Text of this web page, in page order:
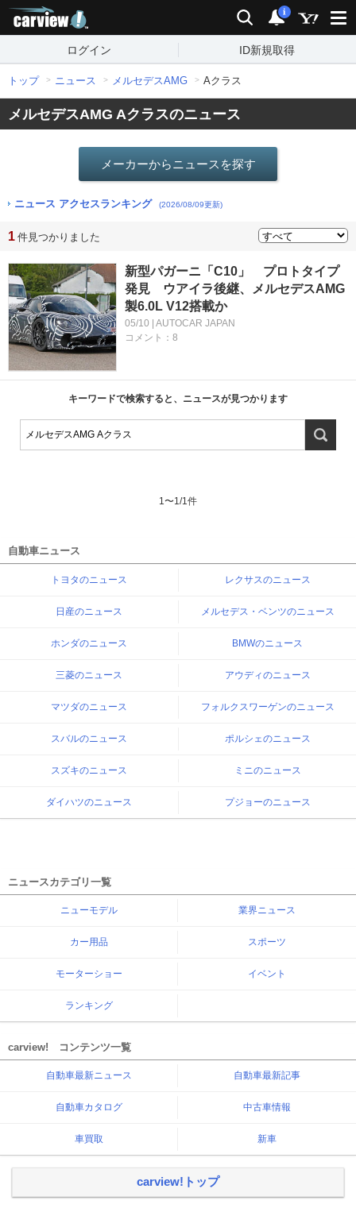
検索 通知
i
ログイン ID新規取得
トップ ニュース メルセデスAMG Aクラス
メルセデスAMG Aクラスのニュース
メーカーからニュースを探す
ニュース アクセスランキング (2026/08/09更新)
1 件見つかりました
新型パガーニ「C10」 プロトタイプ
発見 ウアイラ後継、メルセデスAMG
製6.0L V12搭載か
05/10 | AUTOCAR JAPAN
コメント：8
キーワードで検索すると、ニュースが見つかります
1〜1/1件
自動車ニュース
トヨタのニュース レクサスのニュース
日産のニュース メルセデス・ベンツのニュース
ホンダのニュース BMWのニュース
三菱のニュース アウディのニュース
マツダのニュース フォルクスワーゲンのニュース
スバルのニュース ポルシェのニュース
スズキのニュース ミニのニュース
ダイハツのニュース プジョーのニュース
ニュースカテゴリ一覧
ニューモデル 業界ニュース
カー用品 スポーツ
モーターショー イベント
ランキング
carview! コンテンツ一覧
自動車最新ニュース 自動車最新記事
自動車カタログ 中古車情報
車買取 新車
carview!トップ